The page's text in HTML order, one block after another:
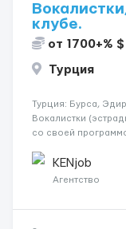
клубе.
от 1700+% $
Турция
Турция: Бурса,
Вокалистки
со своей
одного до трех
KENjob
Агентство